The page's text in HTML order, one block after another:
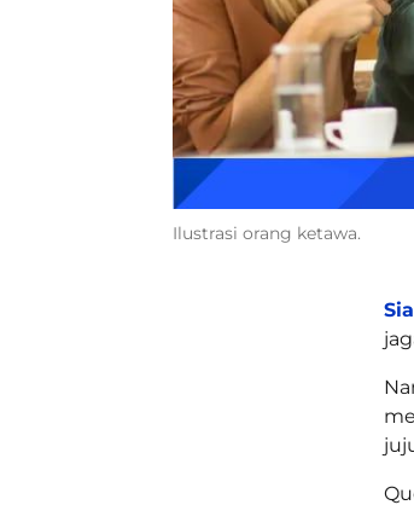
Ilustrasi orang ketawa.